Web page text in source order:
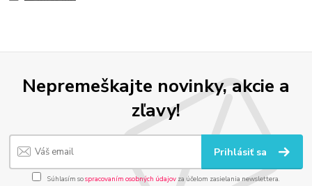
Nepremeškajte novinky, akcie a
zľavy!
Prihlásiť sa
Súhlasím sospracovaním osobných údajov za účelom zasielania newslettera.